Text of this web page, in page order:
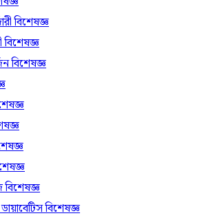
বিশেষজ্ঞ
বিশেষজ্ঞ
বিশেষজ্ঞ
বিশেষজ্ঞ